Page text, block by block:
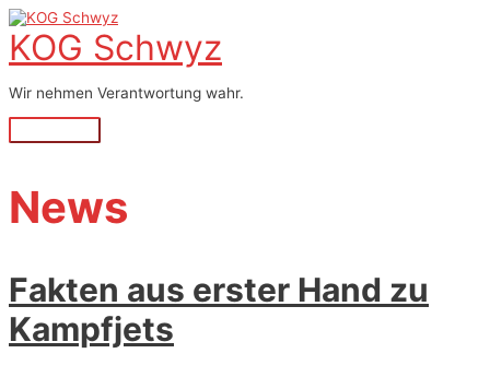
Zum
Inhalt
springen
KOG Schwyz
Wir nehmen Verantwortung wahr.
Hauptmenü
News
Fakten aus erster Hand zu
Kampfjets